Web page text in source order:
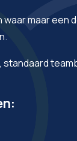
maar een